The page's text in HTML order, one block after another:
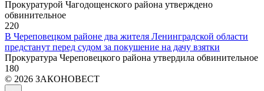
Прокуратурой Чагодощенского района утверждено
обвинительное
220
В Череповецком районе два жителя Ленинградской области
предстанут перед судом за покушение на дачу взятки
Прокуратура Череповецкого района утвердила обвинительное
180
© 2026 ЗАКОНОВЕСТ